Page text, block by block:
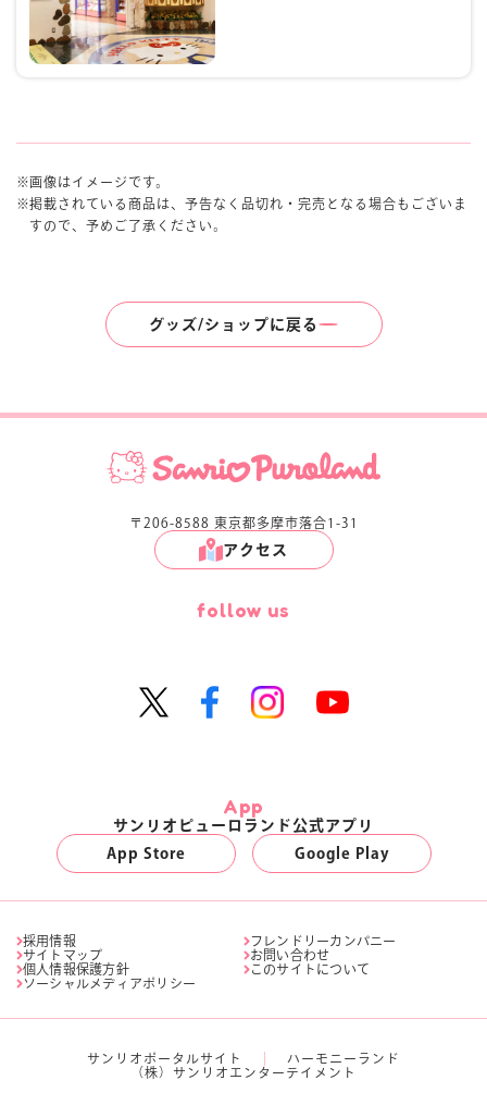
画像はイメージです。
掲載されている商品は、予告なく品切れ・完売となる場合もございま
すので、予めご了承ください。
グッズ/ショップに戻る
〒206-8588 東京都多摩市落合1-31
アクセス
follow us
App
サンリオピューロランド公式アプリ
App Store
Google Play
採用情報
フレンドリーカンパニー
サイトマップ
お問い合わせ
個人情報保護方針
このサイトについて
ソーシャルメディアポリシー
サンリオポータルサイト
ハーモニーランド
（株）サンリオエンターテイメント